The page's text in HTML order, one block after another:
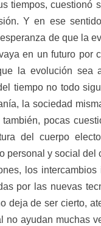
tiempos, cuestionó
Y en ese
de que la
en un futuro por
la evolución
tiempo no todo
la sociedad
pocas
del cuerpo
personal y social
los
por las nuevas
deja de ser cierto,
no ayudan muchas